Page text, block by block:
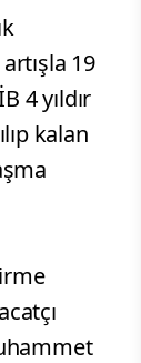
19
4 yıldır
kalan